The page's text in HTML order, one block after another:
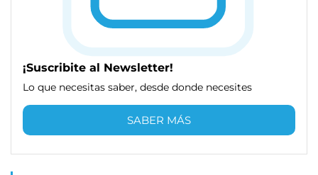
¡Suscribite al Newsletter!
Lo que necesitas saber, desde donde necesites
SABER MÁS